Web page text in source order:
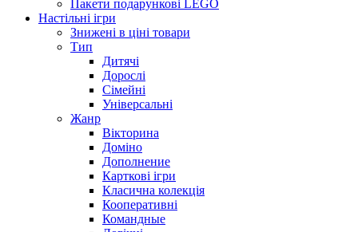
Пакети подарункові LEGO
Настільні ігри
Знижені в ціні товари
Тип
Дитячі
Дорослі
Сімейні
Універсальні
Жанр
Вікторина
Доміно
Дополнение
Карткові ігри
Класична колекція
Кооперативні
Командные